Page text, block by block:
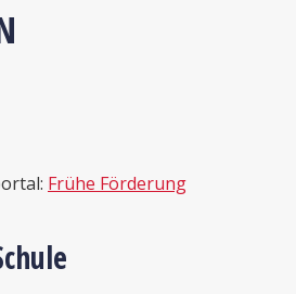
Frühe Förderung